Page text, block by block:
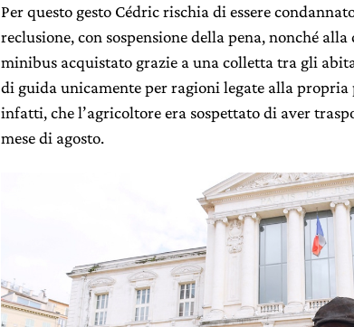
Per questo gesto Cédric rischia di essere
reclusione, con sospensione della pena, nonché
minibus acquistato grazie a una colletta tra gli
di guida unicamente per ragioni legate alla propria
infatti, che l’agricoltore era sospettato di aver
mese di agosto.